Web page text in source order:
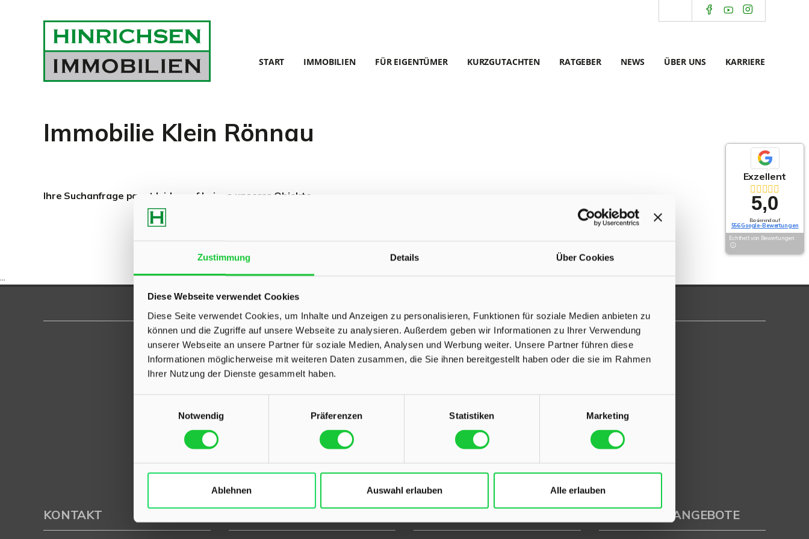
Zustimmung Details Über Cookies
Diese Webseite verwendet Cookies
Diese Seite verwendet Cookies, um Inhalte und Anzeigen zu personalisieren, Funktionen für soziale Medien anbieten zu
können und die Zugriffe auf unsere Webseite zu analysieren. Außerdem geben wir Informationen zu Ihrer Verwendung
unserer Webseite an unsere Partner für soziale Medien, Analysen und Werbung weiter. Unsere Partner führen diese
Informationen möglicherweise mit weiteren Daten zusammen, die Sie ihnen bereitgestellt haben oder die sie im Rahmen
Ihrer Nutzung der Dienste gesammelt haben.
Notwendig
Präferenzen Statistiken Marketing
Ablehnen Auswahl erlauben Alle erlauben
START IMMOBILIEN FÜR EIGENTÜMER KURZGUTACHTEN RATGEBER NEWS ÜBER UNS KARRIERE
Immobilie Klein Rönnau
Ihre Suchanfrage passt leider auf keines unserer Objekte.
Exzellent
5,0
Basierend auf
556 Google-Bewertungen
Echtheit von Bewertungen
...
UNSERE AUSZEICHNUNGEN
KONTAKT IMMOBILIENANGEBOTE